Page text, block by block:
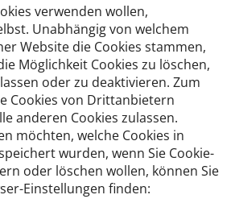
verwenden wollen,
Unabhängig von welchem
Website die Cookies stammen,
Möglichkeit Cookies zu löschen,
oder zu deaktivieren. Zum
Cookies von Drittanbietern
anderen Cookies zulassen.
möchten, welche Cookies in
wurden, wenn Sie Cookie-
oder löschen wollen, können Sie
Einstellungen finden: